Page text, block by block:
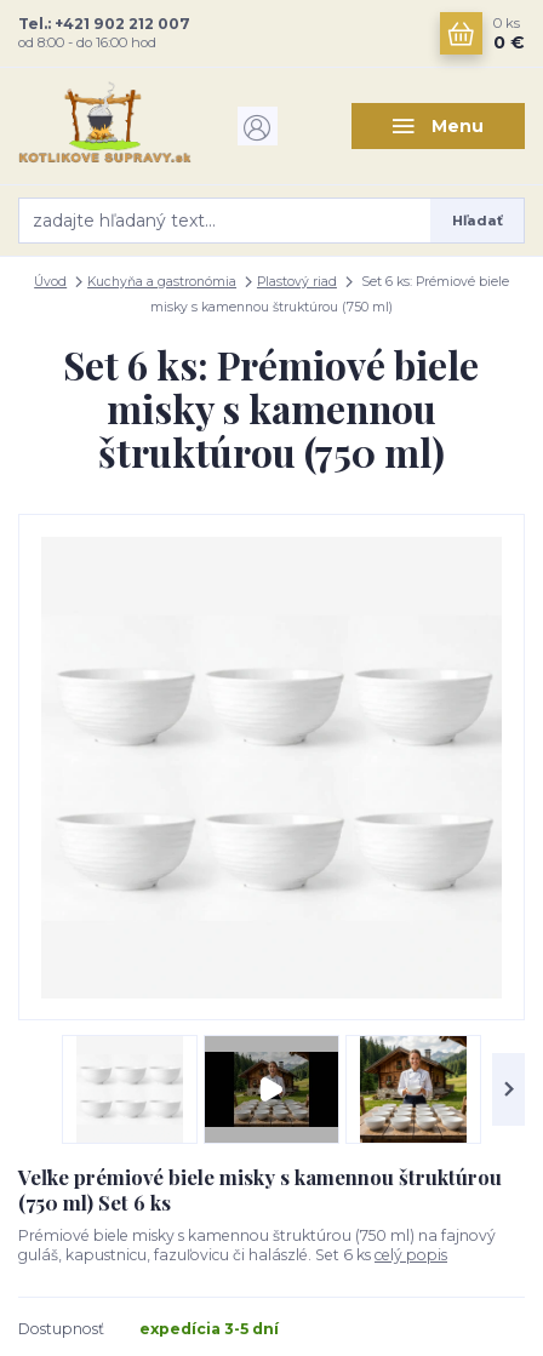
Menu
Hľadať
Tel.: +421 902 212 007
od 8:00 - do 16:00 hod
0 ks
0 €
Úvod Kuchyňa a gastronómia Plastový riad
Set 6 ks: Prémiové biele
misky s kamennou štruktúrou (750 ml)
Set 6 ks: Prémiové biele
misky s kamennou
štruktúrou (750 ml)
Veľke prémiové biele misky s kamennou štruktúrou
(750 ml) Set 6 ks
Prémiové biele misky s kamennou štruktúrou (750 ml) na fajnový
guláš, kapustnicu, fazuľovicu či halászlé. Set 6 ks celý popis
Dostupnosť expedícia 3-5 dní